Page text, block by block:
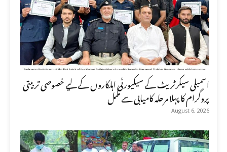
اسمبلی سیکرٹریٹ کے سیکیورٹی اہلکاروں کے لیے خصوصی تربیتی
پروگرام کا پہلا مرحلہ کامیابی سے مکمل
August 6, 2026